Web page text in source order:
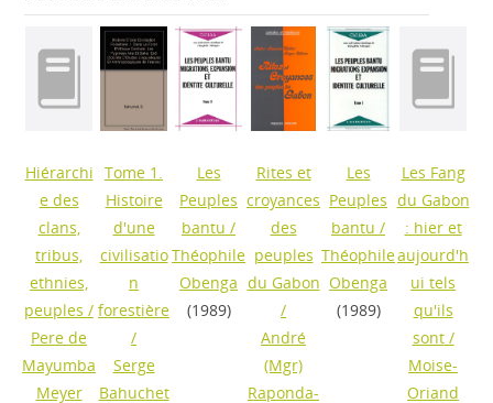
Hiérarchi
e des
clans,
tribus,
ethnies,
peuples /
Pere de
Mayumba
Meyer
Tome 1.
Histoire
d'une
civilisatio
n
forestière
/
Serge
Bahuchet
Les
Peuples
bantu /
Théophile
Obenga
(1989)
Rites et
croyances
des
peuples
du Gabon
/
André
(Mgr)
Raponda-
Les
Peuples
bantu /
Théophile
Obenga
(1989)
Les Fang
du Gabon
: hier et
aujourd'h
ui tels
qu'ils
sont/
Moise-
Oriand